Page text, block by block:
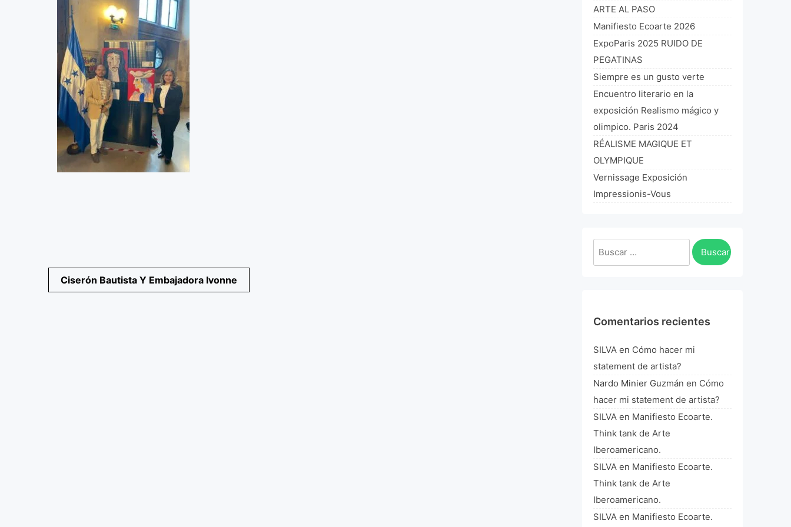
Navegación
de
Ciserón Bautista Y Embajadora Ivonne
ARTE AL PASO
Manifiesto Ecoarte 2026
ExpoParis 2025 RUIDO DE
PEGATINAS
Siempre es un gusto verte
Encuentro literario en la
exposición Realismo mágico y
olimpico. Paris 2024
RÉALISME MAGIQUE ET
OLYMPIQUE
Vernissage Exposición
Impressionis-Vous
Buscar:
Comentarios recientes
SILVA en Cómo hacer mi
statement de artista?
Nardo Minier Guzmán en Cómo
hacer mi statement de artista?
SILVA en Manifiesto Ecoarte.
Think tank de Arte
Iberoamericano.
SILVA en Manifiesto Ecoarte.
Think tank de Arte
Iberoamericano.
SILVA en Manifiesto Ecoarte.